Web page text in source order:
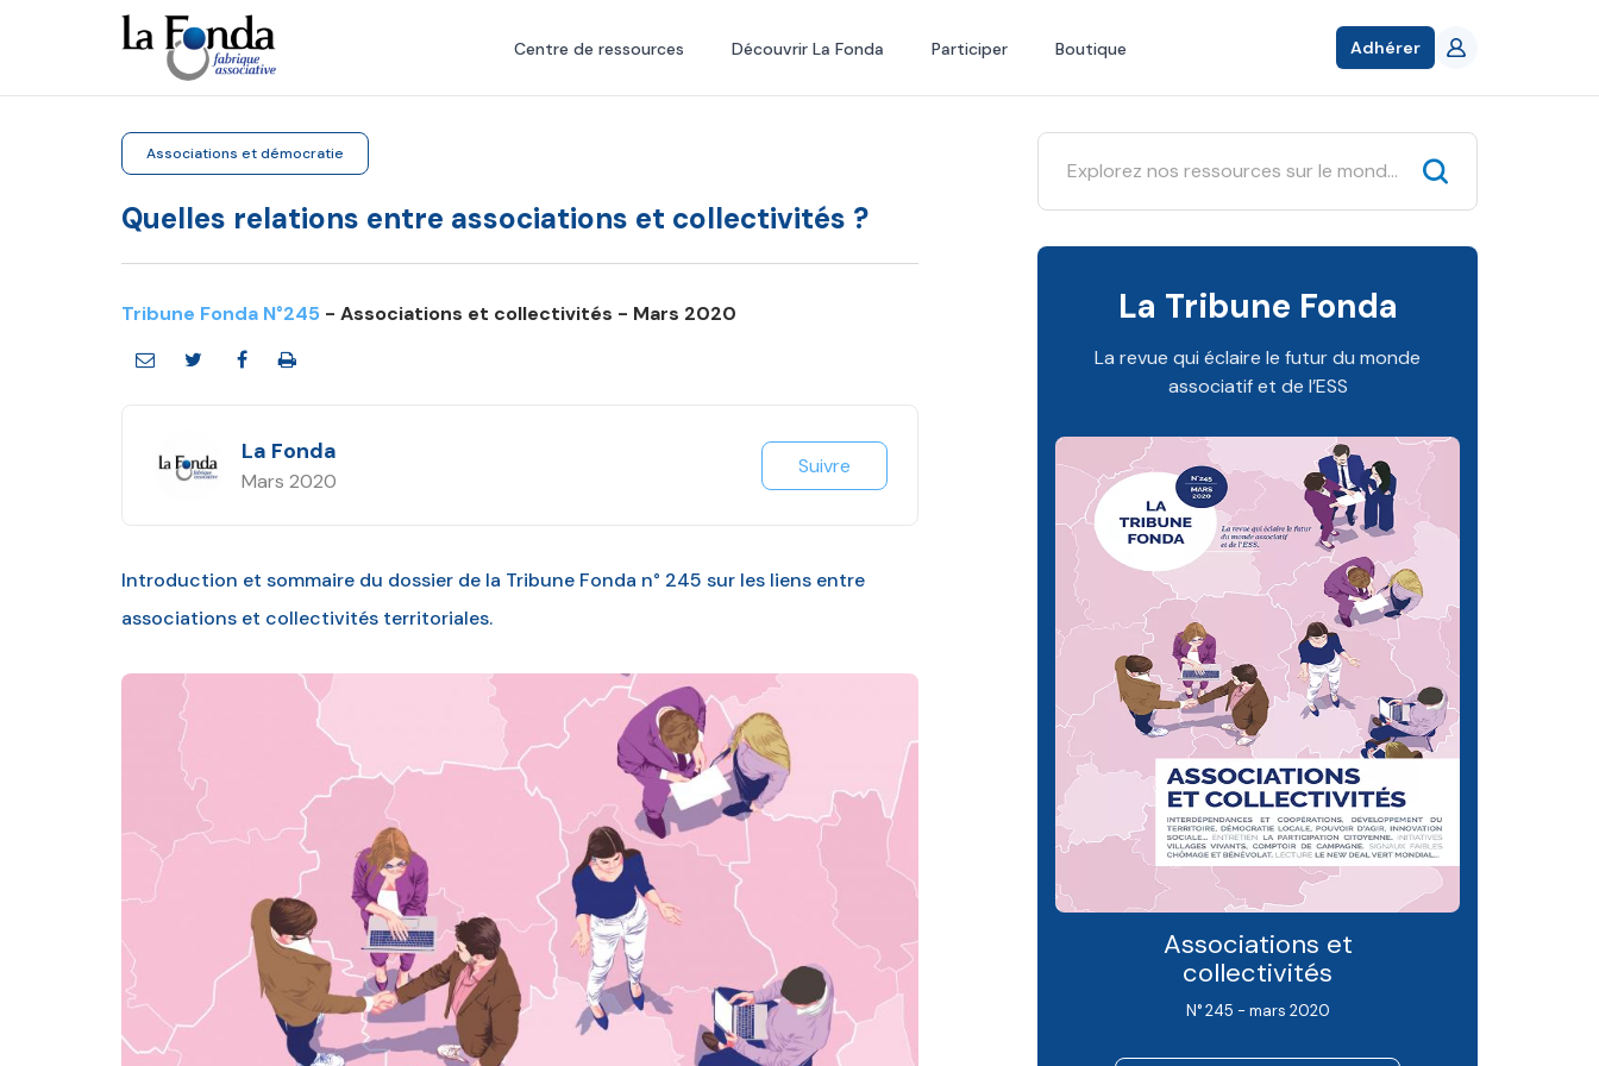
principal
Centre de ressources Découvrir La Fonda Participer Boutique Adhérer
Associations et démocratie
Quelles relations entre associations et collectivités ?
Tribune Fonda N°245 - Associations et collectivités - Mars 2020
La Fonda
Mars 2020
Suivre
Introduction et sommaire du dossier de la Tribune Fonda n° 245 sur les liens entre
associations et collectivités territoriales.
La Tribune Fonda
La revue qui éclaire le futur du monde
associatif et de l’ESS
Associations et
collectivités
N° 245 - mars 2020